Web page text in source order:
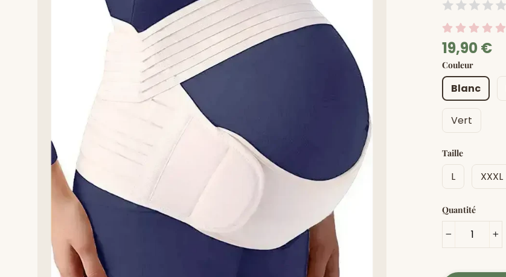
Prix
régulier
Prix
Soldé
19,90 €
Couleur
Blanc
Vert
Taille
L XXXL
Quantité